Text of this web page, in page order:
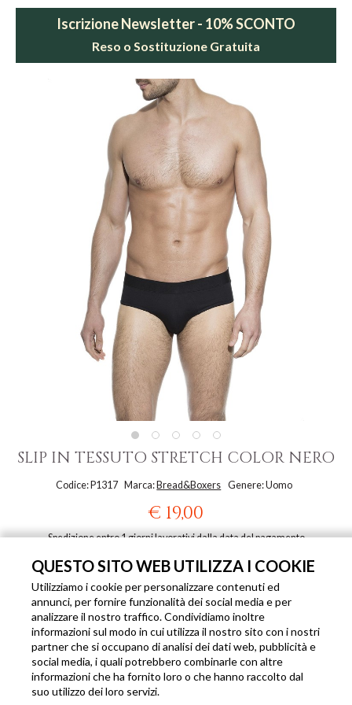
QUESTO SITO WEB UTILIZZA I COOKIE
Utilizziamo i cookie per personalizzare contenuti ed
annunci, per fornire funzionalità dei social media e per
analizzare il nostro traffico. Condividiamo inoltre
informazioni sul modo in cui utilizza il nostro sito con i nostri
partner che si occupano di analisi dei dati web, pubblicità e
social media, i quali potrebbero combinarle con altre
informazioni che ha fornito loro o che hanno raccolto dal
suo utilizzo dei loro servizi.
Iscrizione Newsletter - 10% SCONTO
Reso o Sostituzione Gratuita
SLIP IN TESSUTO STRETCH COLOR NERO
Codice: P1317 Marca:Bread&Boxers Genere: Uomo
€ 19,00
Spedizione entro 1 giorni lavorativi dalla data del pagamento
DISPONIBILE ANCHE IN QUESTI COLORI